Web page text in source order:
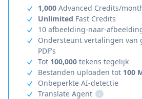
1,000 Advanced Credits/
Unlimited Fast Credits
10 afbeelding-naar-
Ondersteunt vertalingen van
PDF's
Tot 100,000 tekens tegelijk
Bestanden uploaden tot 100
Onbeperkte AI-detectie
Translate Agent
i